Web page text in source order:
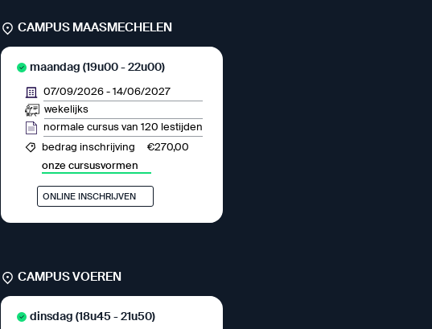
CAMPUS MAASMECHELEN
maandag (19u00 - 22u00)
07/09/2026-14/06/2027
wekelijks
normale cursus van 120 lestijden
bedrag inschrijving
€270,00
onze cursusvormen
ONLINE INSCHRIJVEN
CAMPUS VOEREN
dinsdag (18u45 - 21u50)